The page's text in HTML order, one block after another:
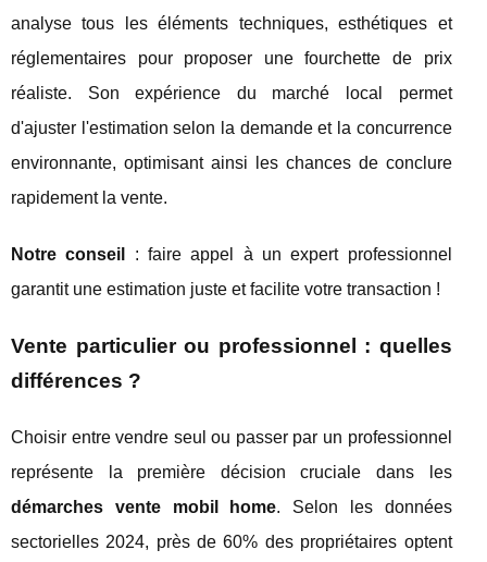
analyse tous les éléments techniques, esthétiques et
réglementaires pour proposer une fourchette de prix
réaliste. Son expérience du marché local permet
d'ajuster l'estimation selon la demande et la concurrence
environnante, optimisant ainsi les chances de conclure
rapidement la vente.
Notre conseil
: faire appel à un expert professionnel
garantit une estimation juste et facilite votre transaction !
Vente particulier ou professionnel : quelles
différences ?
Choisir entre vendre seul ou passer par un professionnel
représente la première décision cruciale dans les
démarches vente mobil home. Selon les données
sectorielles 2024, près de 60% des propriétaires optent